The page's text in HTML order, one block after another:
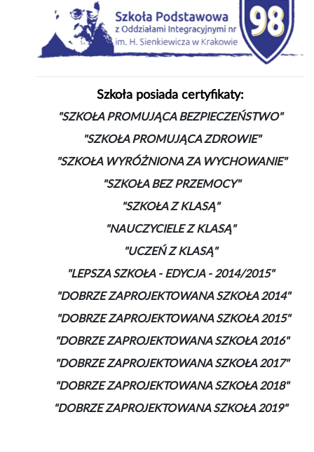
Szkoła posiada certyfikaty:
"SZKOŁA PROMUJĄCA BEZPIECZEŃSTWO"
"SZKOŁA PROMUJĄCA ZDROWIE"
"SZKOŁA WYRÓŻNIONA ZA WYCHOWANIE"
"SZKOŁA BEZ PRZEMOCY"
"SZKOŁA Z KLASĄ"
"NAUCZYCIELE Z KLASĄ"
"UCZEŃ Z KLASĄ"
"LEPSZA SZKOŁA - EDYCJA - 2014/2015"
"DOBRZE ZAPROJEKTOWANA SZKOŁA 2014"
"DOBRZE ZAPROJEKTOWANA SZKOŁA 2015"
"DOBRZE ZAPROJEKTOWANA SZKOŁA 2016"
"DOBRZE ZAPROJEKTOWANA SZKOŁA 2017"
"DOBRZE ZAPROJEKTOWANA SZKOŁA 2018"
"DOBRZE ZAPROJEKTOWANA SZKOŁA 2019"